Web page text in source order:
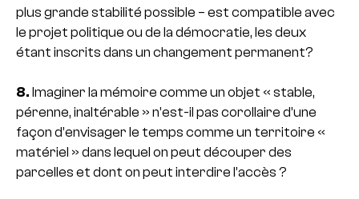
plus grande stabilité possible – est compatible avec
le projet politique ou de la démocratie, les deux
étant inscrits dans un changement permanent?
8. Imaginer la mémoire comme un objet « stable,
pérenne, inaltérable » n’est-il pas corollaire d’une
façon d’envisager le temps comme un territoire «
matériel » dans lequel on peut découper des
parcelles et dont on peut interdire l’accès ?